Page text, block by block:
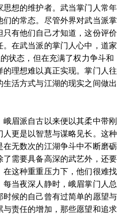
思想的维护者。武当掌门人常年
的常态。尽管外界对武当派掌
只有他们自己才知道，这份评价
在武当派的掌门人心中，道家
状态，但在充满了权力争斗和
理想难以真正实现。掌门人往
活方式与江湖的现实之间做出
眉派自古以来便以其柔中带刚
人更是以智慧与谋略见长。这种
在无数次的江湖争斗中不断磨砺
了需要具备高深的武艺外，还要
这种重重压力下，他们很难找
当夜深人静时，峨眉掌门人总
候的自己曾有过简单的愿望与
责任的增加，那些愿望和追求